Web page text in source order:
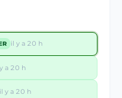
il y a 20 h
a 20 h
il y a 20 h